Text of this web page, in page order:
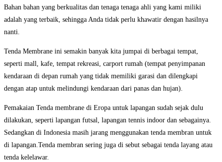
Bahan bahan yang berkualitas dan tenaga tenaga ahli yang kami miliki
adalah yang terbaik, sehingga Anda tidak perlu khawatir dengan hasilnya
nanti.
Tenda Membrane ini semakin banyak kita jumpai di berbagai tempat,
seperti mall, kafe, tempat rekreasi, carport rumah (tempat penyimpanan
kendaraan di depan rumah yang tidak memiliki garasi dan dilengkapi
dengan atap untuk melindungi kendaraan dari panas dan hujan).
Pemakaian Tenda membrane di Eropa untuk lapangan sudah sejak dulu
dilakukan, seperti lapangan futsal, lapangan tennis indoor dan sebagainya.
Sedangkan di Indonesia masih jarang menggunakan tenda membran untuk
di lapangan.Tenda membran sering juga di sebut sebagai tenda layang atau
tenda kelelawar.